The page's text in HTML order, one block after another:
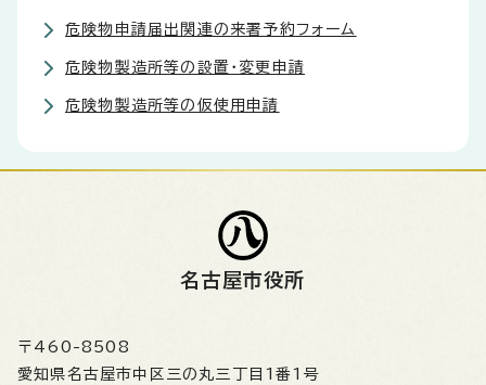
危険物申請届出関連の来署予約フォーム
危険物製造所等の設置・変更申請
危険物製造所等の仮使用申請
名古屋市役所
〒460-8508
愛知県名古屋市中区三の丸三丁目1番1号